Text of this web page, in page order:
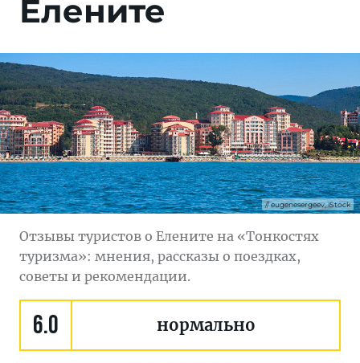
Елените
eugenesergeev, iStock
Отзывы туристов о Елените на «Тонкостях
туризма»: мнения, рассказы о поездках,
советы и рекомендации.
6.0 нормально